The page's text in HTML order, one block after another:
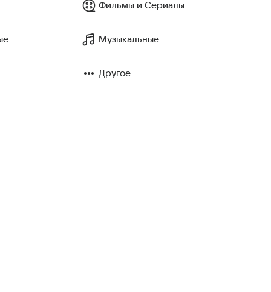
Фильмы и Сериалы
Музыкальные
Другое